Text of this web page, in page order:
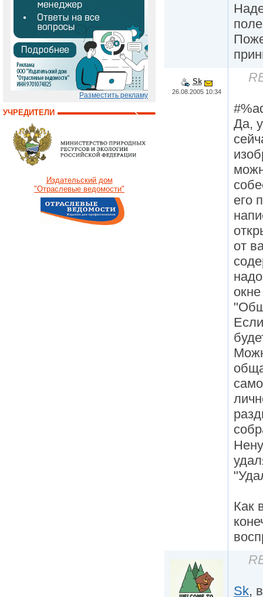
Разместить рекламу
УЧРЕДИТЕЛИ
Издательский дом
"Отраслевые ведомости"
Sk
26.08.2005 10:34
Да,
его
от
Как
Sk,